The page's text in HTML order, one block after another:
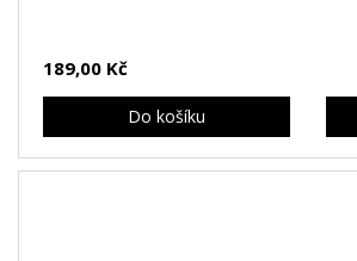
189,00 Kč
Do košíku